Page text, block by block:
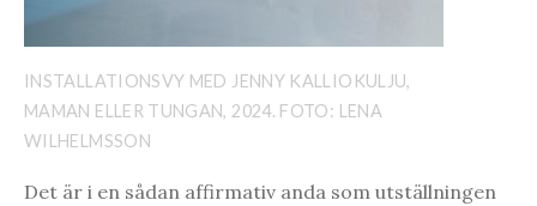
INSTALLATIONSVY MED JENNY KALLIOKULJU,
MAMAN ELLER TUNGAN, 2024. FOTO: LENA
WILHELMSSON
Det är i en sådan affirmativ anda som utställningen